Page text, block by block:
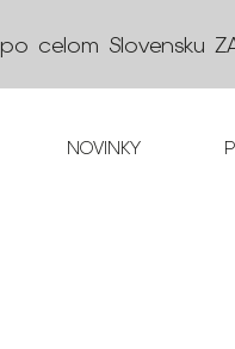
po celom Slovensku
NOVINKY